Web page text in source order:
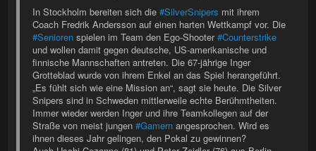
In Stockholm bereiten sich die #SilverSnipers mit ihrem
Coach Fredrik Andersson auf einen harten Wettkampf vor. Die
#Senioren spielen im Team den Ego-Shooter#Counterstrike
und wollen damit gegen deutsche, US-amerikanische und
finnische Mannschaften antreten. Die 67-jährige Inger
Grotteblad wurde von ihrem Enkel an das Spiel herangeführt.
„Es fühlt sich wie eine Mission an“, sagt sie heute. Die Silver
Snipers sind in Schweden mittlerweile echte Berühmtheiten.
Immer wieder werden Inger und ihre Teamkollegen auf der
Straße von meist jungen #Gamern angesprochen. Wird es
ihnen dieses Jahr gelingen, den Pokal zu gewinnen?